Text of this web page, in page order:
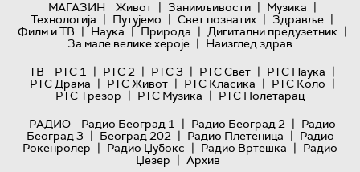
МАГАЗИН
Живот | Занимљивости | Музика |
Технологијa | Путујемо | Свет познатих | Здравље |
Филм и ТВ | Наука | Природа | Дигитални предузетник |
За мале велике хероје | Наизглед здрав
ТВ
РТС 1 | РТС 2 | РТС 3 | РТС Свет | РТС Наука |
РТС Драма | РТС Живот | РТС Класика | РТС Коло |
РТС Трезор | РТС Музика | РТС Полетарац
РАДИО
Радио Београд 1 | Радио Београд 2 | Радио
Београд 3 | Београд 202 | Радио Плетеница | Радио
Рокенролер | Радио Џубокс | Радио Вртешка | Радио
Џезер | Архив